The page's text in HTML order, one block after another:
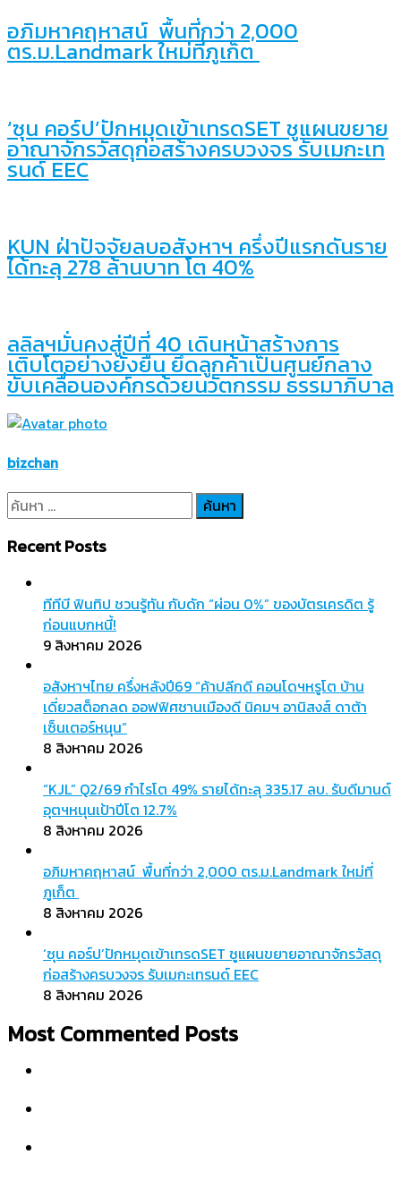
อภิมหาคฤหาสน์ พื้นที่กว่า 2,000
ตร.ม.Landmark ใหม่ที่ภูเก็ต
‘ซุน คอร์ป’ปักหมุดเข้าเทรดSET ชูแผนขยาย
อาณาจักรวัสดุก่อสร้างครบวงจร รับเมกะเท
รนด์ EEC
KUN ฝ่าปัจจัยลบอสังหาฯ ครึ่งปีแรกดันราย
ได้ทะลุ 278 ล้านบาท โต 40%
ลลิลฯมั่นคงสู่ปีที่ 40 เดินหน้าสร้างการ
เติบโตอย่างยั่งยืน ยึดลูกค้าเป็นศูนย์กลาง
ขับเคลื่อนองค์กรด้วยนวัตกรรม ธรรมาภิบาล
bizchan
ค้นหา
สำหรับ:
Recent Posts
ทีทีบี ฟินทิป ชวนรู้ทัน กับดัก “ผ่อน 0%” ของบัตรเครดิต รู้
ก่อนแบกหนี้!
9 สิงหาคม 2026
อสังหาฯไทย ครึ่งหลังปี69 “ค้าปลีกดี คอนโดฯหรูโต บ้าน
เดี่ยวสต็อกลด ออฟฟิศชานเมืองดี นิคมฯ อานิสงส์ ดาต้า
เซ็นเตอร์หนุน”
8 สิงหาคม 2026
“KJL” Q2/69 กำไรโต 49% รายได้ทะลุ 335.17 ลบ. รับดีมานด์
อุตฯหนุนเป้าปีโต 12.7%
8 สิงหาคม 2026
อภิมหาคฤหาสน์ พื้นที่กว่า 2,000 ตร.ม.Landmark ใหม่ที่
ภูเก็ต
8 สิงหาคม 2026
‘ซุน คอร์ป’ปักหมุดเข้าเทรดSET ชูแผนขยายอาณาจักรวัสดุ
ก่อสร้างครบวงจร รับเมกะเทรนด์ EEC
8 สิงหาคม 2026
Most Commented Posts